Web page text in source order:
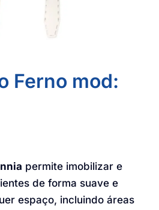
Ferno mod:
permite imobilizar e
de forma suave e
espaço, incluindo áreas